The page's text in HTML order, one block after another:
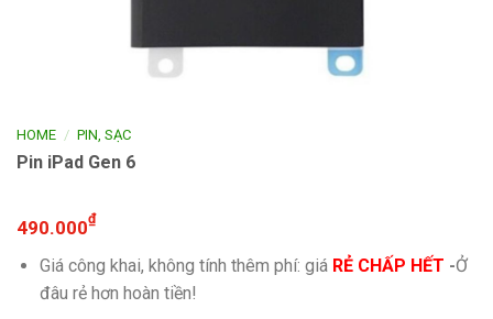
HOME / PIN, SẠC
Pin iPad Gen 6
490.000₫
Giá công khai, không tính thêm phí: giá RẺ CHẤP HẾT -Ở
đâu rẻ hơn hoàn tiền!